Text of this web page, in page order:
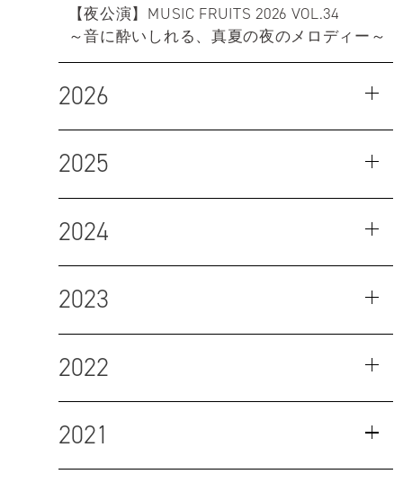
【夜公演】MUSIC FRUITS 2026 VOL.34
～音に酔いしれる、真夏の夜のメロディー～
2026
2025
2024
2023
2022
2021